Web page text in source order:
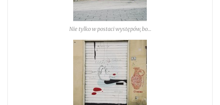
Nie tylko w postaci występów, bo…